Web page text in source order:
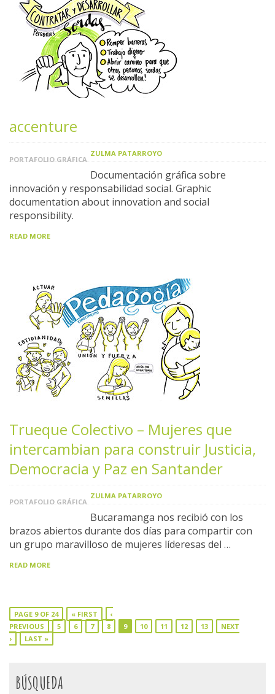
accenture
PORTAFOLIO GRÁFICA
ZULMA PATARROYO
Documentación gráfica sobre
innovación y responsabilidad social. Graphic
documentation about innovation and social
responsibility.
READ MORE
Trueque Colectivo – Mujeres que
intercambian para construir Justicia,
Democracia y Paz en Santander
PORTAFOLIO GRÁFICA
ZULMA PATARROYO
Bucaramanga nos recibió con los
brazos abiertos durante dos días para compartir con
un grupo maravilloso de mujeres líderesas del …
READ MORE
PAGE 9 OF 24 « FIRST
‹
PREVIOUS
5 6 7 8 9 10 11 12 13
NEXT
›
LAST »
BÚSQUEDA